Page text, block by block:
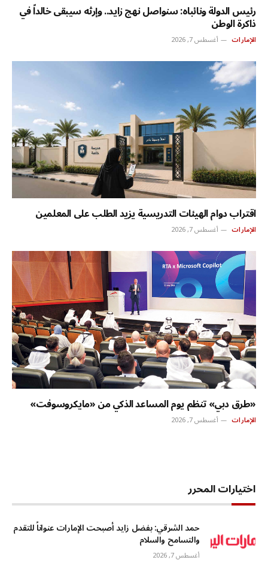
رئيس الدولة ونائباه: سنواصل نهج زايد.. وإرثه سيبقى خالداً في
ذاكرة الوطن
الإمارات أغسطس 7, 2026
اقتراب دوام الهيئات التدريسية يزيد الطلب على المعلمين
الإمارات أغسطس 7, 2026
«طرق دبي» تنظم يوم المساعد الذكي من «مايكروسوفت»
الإمارات أغسطس 7, 2026
اختيارات المحرر
حمد الشرقي: بفضل زايد أصبحت الإمارات عنواناً للتقدم
والتسامح والسلام
أغسطس 7, 2026